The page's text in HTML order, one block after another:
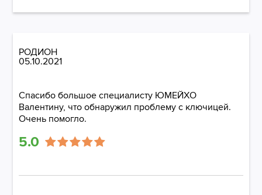
РОДИОН
05.10.2021
Спасибо большое специалисту ЮМЕЙХО
Валентину, что обнаружил проблему с ключицей.
Очень помогло.
5.0